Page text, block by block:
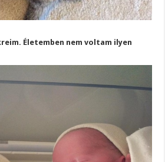
Életemben nem voltam ilyen